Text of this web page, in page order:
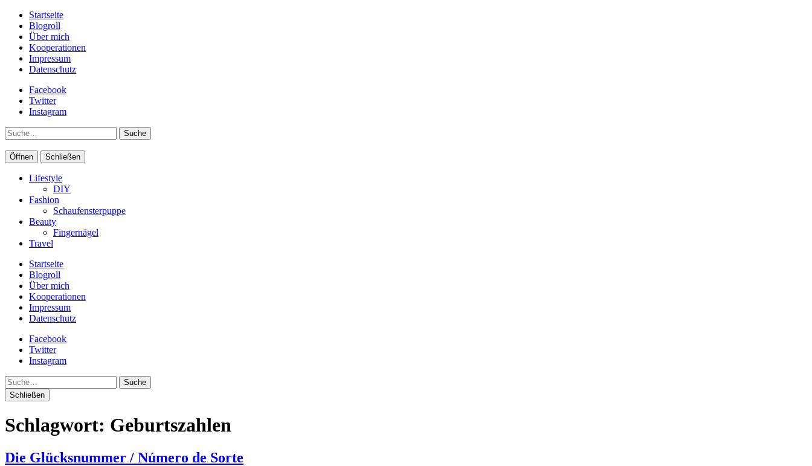
Startseite
Blogroll
Über mich
Kooperationen
Impressum
Datenschutz
Facebook
Twitter
Instagram
Suche
Öffnen Schließen
Lifestyle
DIY
Fashion
Schaufensterpuppe
Beauty
Fingernägel
Travel
Startseite
Blogroll
Über mich
Kooperationen
Impressum
Datenschutz
Facebook
Twitter
Instagram
Suche
Schließen
Schlagwort: Geburtszahlen
Die Glücksnummer / Número de Sorte